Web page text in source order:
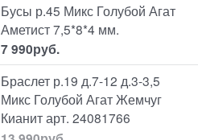
Бусы р.45 Микс Голубой Агат
Аметист 7,5*8*4 мм.
7 990руб.
Браслет р.19 д.7-12 д.3-3,5
Микс Голубой Агат Жемчуг
Кианит арт. 24081766